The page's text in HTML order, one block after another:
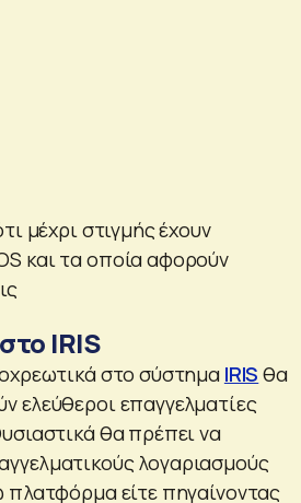
μέχρι στιγμής έχουν
και τα οποία αφορούν
IRIS
στο σύστημα IRIS θα
ελεύθεροι επαγγελματίες
θα πρέπει να
λογαριασμούς
πλατφόρμα είτε πηγαίνοντας